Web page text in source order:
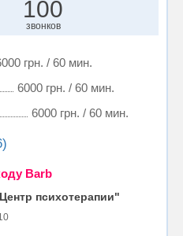
100
звонков
грн. / 60 мин.
6000 грн. / 60 мин.
6000 грн. / 60 мин.
Barb
психотерапии"